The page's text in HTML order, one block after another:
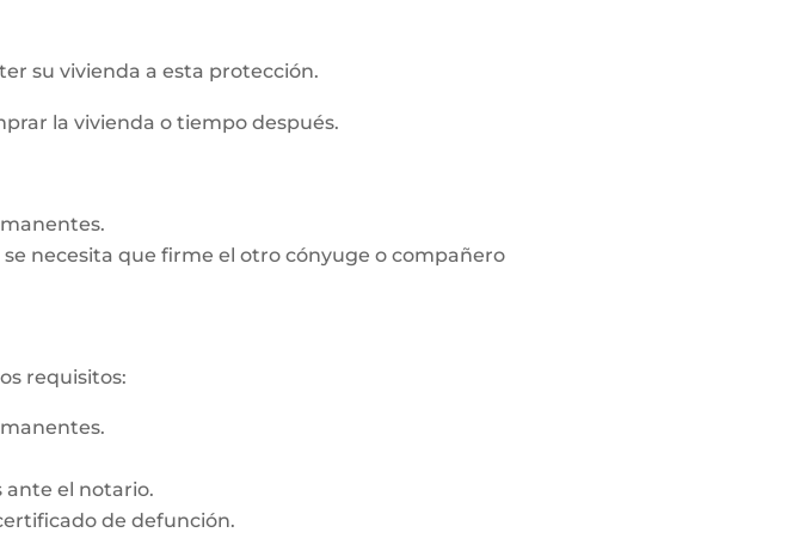
su vivienda a esta protección.
la vivienda o tiempo después.
necesita que firme el otro cónyuge o compañero
requisitos:
ante el notario.
de defunción.